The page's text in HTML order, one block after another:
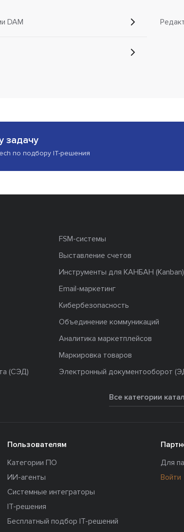
DAM
задачу
по подбору IT-решения
FSM-системы
Выставление счетов
Инструменты для КАНБАН (Kanban)
Email-маркетинг
Кибербезопасность
Объединение коммуникаций
Аналитика маркетплейсов
Маркировка товаров
(СЭД)
Электронный документооборот
Все категории
Пользователям
Категории ПО
ИИ-агенты
Системные интеграторы
IT-решения
Бесплатный подбор IT-решений
Для
Войти